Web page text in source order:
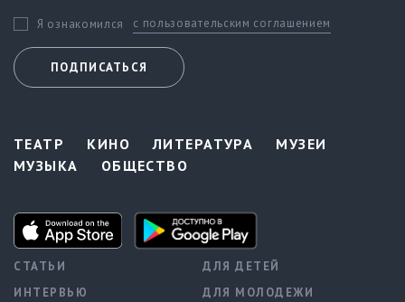
Я ознакомился с пользовательским соглашением
ПОДПИСАТЬСЯ
ТЕАТР КИНО ЛИТЕРАТУРА
МУЗЕИ
МУЗЫКА
ОБЩЕСТВО
СТАТЬИ
ИНТЕРВЬЮ
ДЛЯ ДЕТЕЙ
ДЛЯ МОЛОДЕЖИ